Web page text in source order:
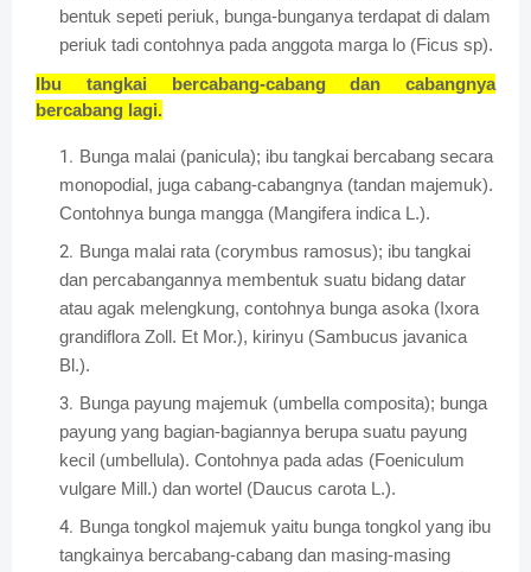
bentuk sepeti periuk, bunga-bunganya terdapat di dalam
periuk tadi contohnya pada anggota marga lo (Ficus sp).
Ibu tangkai bercabang-cabang dan cabangnya
bercabang lagi.
Bunga malai (panicula); ibu tangkai bercabang secara
monopodial, juga cabang-cabangnya (tandan majemuk).
Contohnya bunga mangga (Mangifera indica L.).
Bunga malai rata (corymbus ramosus); ibu tangkai
dan percabangannya membentuk suatu bidang datar
atau agak melengkung, contohnya bunga asoka (Ixora
grandiflora Zoll. Et Mor.), kirinyu (Sambucus javanica
Bl.).
Bunga payung majemuk (umbella composita); bunga
payung yang bagian-bagiannya berupa suatu payung
kecil (umbellula). Contohnya pada adas (Foeniculum
vulgare Mill.) dan wortel (Daucus carota L.).
Bunga tongkol majemuk yaitu bunga tongkol yang ibu
tangkainya bercabang-cabang dan masing-masing